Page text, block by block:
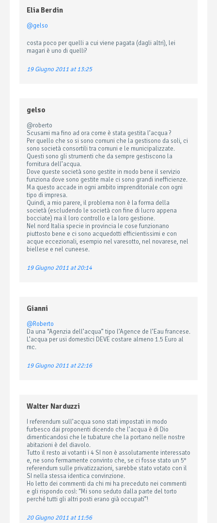
Elia Berdin
@gelso
costa poco per quelli a cui viene pagata (dagli altri), lei
magari è uno di quelli?
19 Giugno 2011 at 13:25
gelso
@roberto
Scusami ma fino ad ora come è stata gestita l’acqua ?
Per quello che so si sono comuni che la gestisono da soli, ci
sono società consortili tra comuni e le municipalizzate.
Questi sono gli strumenti che da sempre gestiscono la
fornitura dell’acqua.
Dove queste società sono gestite in modo bene il servizio
funziona dove sono gestite male ci sono grandi inefficienze.
Ma questo accade in ogni ambito imprenditoriale con ogni
tipo di impresa.
Quindi, a mio parere, il problema non è la forma della
società (escludendo le società con fine di lucro appena
bocciate) ma il loro controllo e la loro gestione.
Nel nord Italia specie in provincia le cose funzionano
piuttosto bene e ci sono acquedotti efficientissimi e con
acque eccezionali, esempio nel varesotto, nel novarese, nel
biellese e nel cuneese.
19 Giugno 2011 at 20:14
Gianni
@Roberto
Da una “Agenzia dell’acqua” tipo l’Agence de l’Eau francese.
L’acqua per usi domestici DEVE costare almeno 1.5 Euro al
mc.
19 Giugno 2011 at 22:16
Walter Narduzzi
I referendum sull’acqua sono stati impostati in modo
furbesco dai proponenti dicendo che l’acqua è di Dio
dimenticandosi che le tubature che la portano nelle nostre
abitazioni è del diavolo.
Tutto il resto ai votanti i 4 SI non è assolutamente interessato
e, ne sono fermamente convinto che, se ci fosse stato un 5°
referendum sulle privatizzazioni, sarebbe stato votato con il
SI nella stessa identica convinzione.
Ho letto dei commenti da chi mi ha preceduto nei commenti
e gli rispondo così: “Mi sono seduto dalla parte del torto
perché tutti gli altri posti erano già occupati”!
20 Giugno 2011 at 11:56